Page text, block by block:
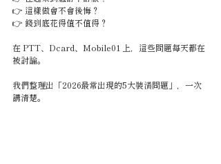
👉 這樣做會不會後悔？
👉 錢到底花得值不值得？
在 PTT、Dcard、Mobile01 上，這些問題每天都在
被討論。
我們整理出「2026最常出現的5大裝潢問題」，一次
講清楚。